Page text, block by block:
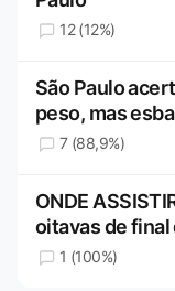
12 (12%)
São Paulo
peso, mas
7 (88,9%)
ONDE
oitavas de final
1 (100%)